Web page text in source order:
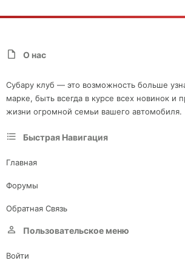
О нас
Субару клуб — это возможность больше
марке, быть всегда в курсе всех новинок и
жизни огромной семьи вашего автомобиля.
Быстрая Навигация
Главная
Форумы
Обратная Связь
Пользовательское меню
Войти